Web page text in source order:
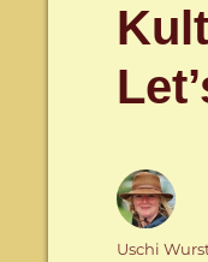
Autor
Uschi